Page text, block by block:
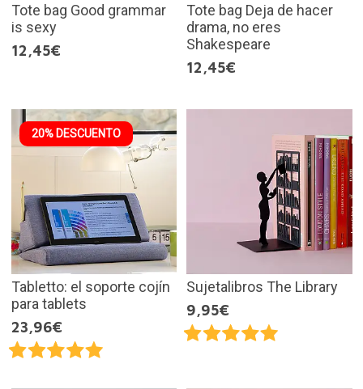
Tote bag Good grammar
is sexy
12,45€
Tote bag Deja de hacer
drama, no eres
Shakespeare
12,45€
20% DESCUENTO
Tabletto: el soporte cojín
para tablets
23,96€
Sujetalibros The Library
9,95€